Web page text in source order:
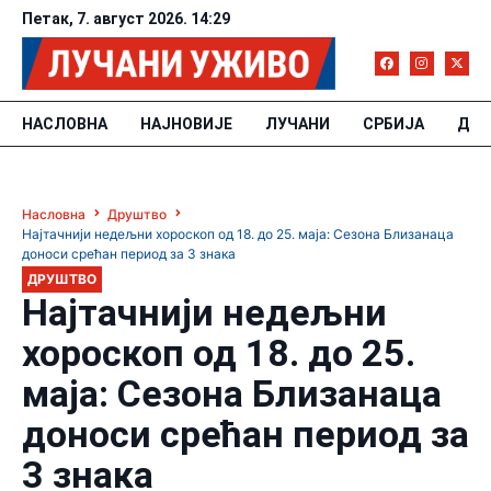
Петак, 7. август 2026. 14:29
НАСЛОВНА НАЈНОВИЈЕ ЛУЧАНИ СРБИЈА
Насловна
Друштво
Најтачнији недељни хороскоп од 18. до 25. маја: Сезона Близанаца
доноси срећан период за 3 знака
ДРУШТВО
Најтачнији недељни
хороскоп од 18. до 25.
маја: Сезона Близанаца
доноси срећан период за
3 знака